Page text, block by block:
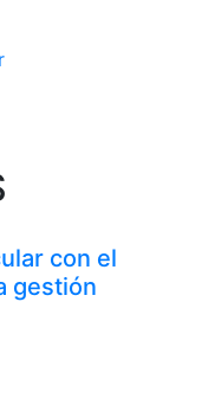
con el
gestión